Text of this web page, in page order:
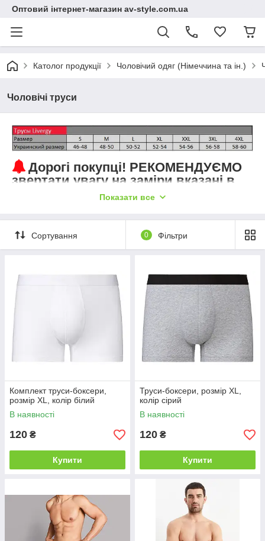
Оптовий інтернет-магазин av-style.com.ua
Католог продукції Чоловічий одяг (Німеччина та ін.)
Чоловічі труси
Дорогі покупці! РЕКОМЕНДУЄМО
звертати увагу на заміри вказані в
описі. Продукція не маломірить.
халати та ін)
поверненню не підлягають !!!
Показати все
Сортування 0 Фільтри
Комплект труси-боксери,
розмір XL, колір білий
В наявності
120 ₴
Купити
Труси-боксери, розмір XL,
колір сірий
В наявності
120 ₴
Купити